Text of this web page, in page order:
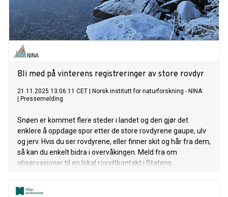
Bli med på vinterens registreringer av store rovdyr
21.11.2025 13:06:11 CET
Norsk institutt for naturforskning - NINA
Pressemelding
Snøen er kommet flere steder i landet og den gjør det
enklere å oppdage spor etter de store rovdyrene gaupe, ulv
og jerv. Hvis du ser rovdyrene, eller finner skit og hår fra dem,
så kan du enkelt bidra i overvåkingen. Meld fra om
observasjoner til en lokal rovviltkontakt i Statens